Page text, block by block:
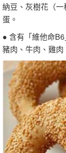
納豆、灰樹花（
蛋。
● 含有「維他命B6
豬肉、牛肉、雞肉